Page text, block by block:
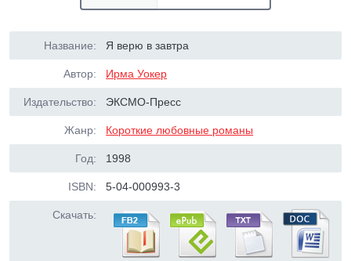
Название: Я верю в завтра
Автор: Ирма Уокер
Издательство: ЭКСМО-Пресс
Жанр: Короткие любовные романы
Год: 1998
ISBN: 5-04-000993-3
Скачать: